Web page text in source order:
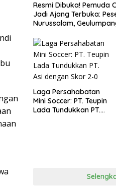
Resmi Dibuka! Pemuda
Jadi Ajang Terbuka:
Nurussalam,
Laga Persahabatan
Mini Soccer: PT. Teupin
Lada Tundukkan PT.